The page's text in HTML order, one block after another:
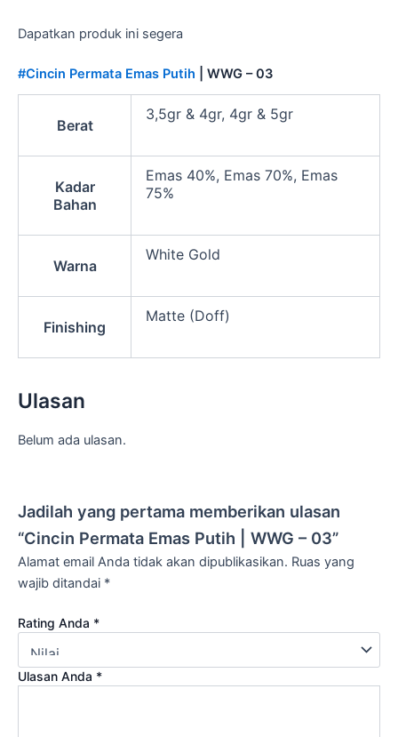
Dapatkan produk ini segera
#Cincin Permata Emas Putih | WWG – 03
Berat
3,5gr & 4gr, 4gr & 5gr
Kadar
Bahan
Emas 40%, Emas 70%, Emas
75%
Warna
White Gold
Finishing
Matte (Doff)
Ulasan
Belum ada ulasan.
Jadilah yang pertama memberikan ulasan
“Cincin Permata Emas Putih | WWG – 03”
Alamat email Anda tidak akan dipublikasikan. Ruas yang
wajib ditandai *
Rating Anda *
Ulasan Anda *